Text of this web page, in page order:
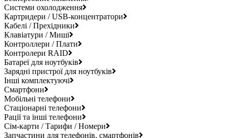
Системи охолодження
Картридери / USB-концентратори
Кабелі / Прехідники
Клавіатури / Миші
Контроллери / Плати
Контролери RAID
Батареї для ноутбуків
Зарядні пристрої для ноутбуків
Інші комплектуючі
Смартфони
Мобільні телефони
Стаціонарні телефони
Рації та інші телефони
Сім-карти / Тарифи / Номери
Запчастини для телефонів, смартфонів